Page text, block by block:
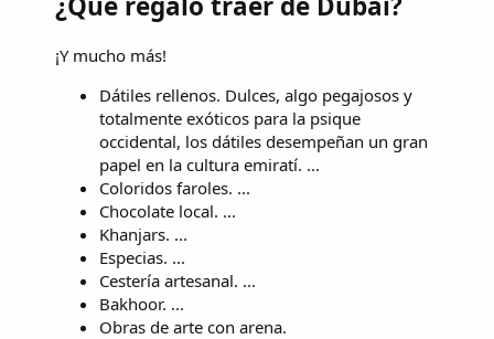
¡Y mucho más!
Dátiles rellenos. Dulces, algo pegajosos y
totalmente exóticos para la psique
occidental, los dátiles desempeñan un gran
papel en la cultura emiratí. ...
Coloridos faroles. ...
Chocolate local. ...
Khanjars. ...
Especias. ...
Cestería artesanal. ...
Bakhoor. ...
Obras de arte con arena.